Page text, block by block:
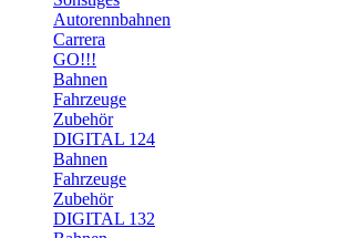
Autorennbahnen
Carrera
GO!!!
Bahnen
Fahrzeuge
Zubehör
DIGITAL 124
Bahnen
Fahrzeuge
Zubehör
DIGITAL 132